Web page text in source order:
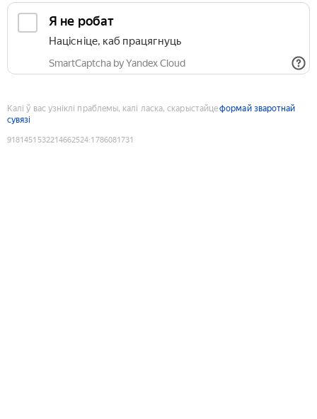
Я не робат
Націсніце, каб працягнуць
SmartCaptcha by Yandex Cloud
Калі ў вас узніклі праблемы, калі ласка, скарыстайцеформай зваротнай
сувязі
9181451532214662524:1786081731